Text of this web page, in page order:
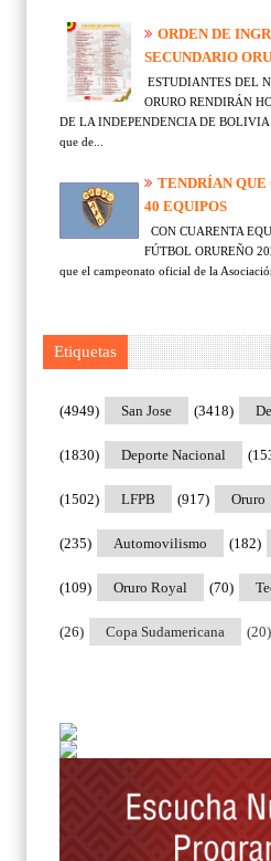
ORDEN DE
SECUNDARIO
ESTUDIANTES DEL
ORURO RENDIRÁN
DE LA INDEPENDENCIA DE BOLIVIA
que de...
TENDRÍAN
40 EQUIPOS
CON CUARENTA
FÚTBOL ORUREÑO
que el campeonato oficial de la
Etiquetas
San Jose
(4949) (3418)
Deporte Nacional
(1830)
LFPB
(1502) Oruro
(917)
Automovilismo
(235) (182)
Oruro Royal
(109) (70)
Copa Sudamericana
(26) (20)